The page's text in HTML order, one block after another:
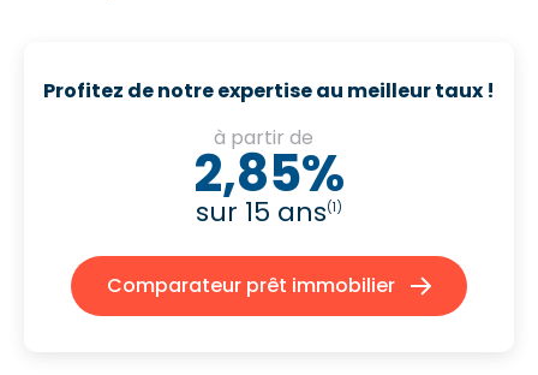
Profitez de notre expertise au meilleur taux !
à partir de
2,85%
sur 15 ans(1)
Comparateur prêt immobilier